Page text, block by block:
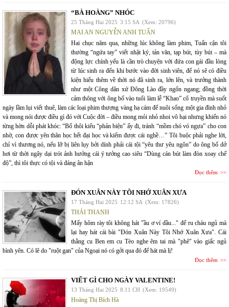
“BÀ HOÀNG” NHÓC
25 Tháng Hai 2025 3:15 SA (Xem: 20796)
MAI AN NGUYỄN ANH TUẤN
Hai chục năm qua, những lúc không làm phim, Tuấn cận tôi
thường “ngứa tay” viết nhật ký, tản văn, tạp bút, tùy bút – mà
động lực chính yếu là cần trò chuyện với đứa con gái đầu lòng
từ lúc sinh ra đến khi bước vào đời sinh viên, để nó sẽ có điều
kiện hiểu thêm về thời nó đã sinh ra, lớn lên, và trưởng thành
như một Công dân xứ Đông Lào đầy ngổn ngang; đồng thời
cảm thông với ông bố vào tuổi làm lễ “Khao” cổ truyền mà suốt
ngày lầm lụi viết thuê, làm các loại phim thượng vàng hạ cám để nuôi sống một gia đình nhỏ
và mong nói được điều gì đó với Cuộc đời – điều mong mỏi nhỏ nhoi vô hại nhưng khiến nó
từng hờn dỗi phát khóc: “Bố thôi kiểu “phản biện” ấy đi, tránh “mồm chó vó ngựa” cho con
nhờ, con được yên thân học hết đại học và kiếm được cái nghề…” Tôi buộc phải nghe lời,
chỉ vì thương nó, nếu lỡ bị liên lụy bởi dính phải cái tội “yêu thư yêu ngôn” do ông bố dở
hơi từ thời ngây dại trót ảnh hưởng cái ý tưởng cao siêu “Dùng cán bút làm đòn xoay chế
độ”, thì tôi thực có tội và đáng ân hận
Đọc thêm
ĐÓN XUÂN NÀY TÔI NHỚ XUÂN XƯA
17 Tháng Hai 2025 12:12 SA (Xem: 17826)
THÁI THANH
Mấy hôm rày tôi không hát "ầu ơ ví dầu..." để ru cháu ngủ mà
lại hay hát cái bài "Đón Xuân Này Tôi Nhớ Xuân Xưa". Cái
thằng cu Ben em cu Tèo nghe êm tai mà "phê" vào giấc ngủ
bình yên. Có lẽ do "ruột gan" của Ngoại nó có gởi qua đó để hát mà lị!
Đọc thêm
VIẾT GÌ CHO NGÀY VALENTINE!
13 Tháng Hai 2025 8:11 CH (Xem: 19549)
Hoàng Thị Bích Hà